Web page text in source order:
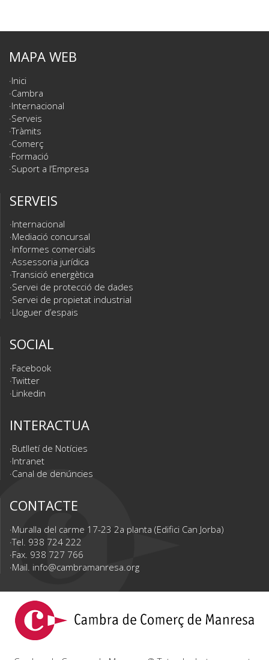
MAPA WEB
Inici
Cambra
Internacional
Serveis
Tràmits
Comerç
Formació
Suport a l’Empresa
SERVEIS
Internacional
Mediació concursal
Informes comercials
Assessoria jurídica
Transició energètica
Servei de protecció de dades
Servei de propietat industrial
Lloguer d’espais
SOCIAL
Facebook
Twitter
Linkedin
INTERACTUA
Butlletí de Notícies
Intranet
Canal de denúncies
CONTACTE
Muralla del carme 17-23 2a planta (Edifici Can Jorba)
Tel. 938 724 222
Fax. 938 727 766
Mail. info@cambramanresa.org